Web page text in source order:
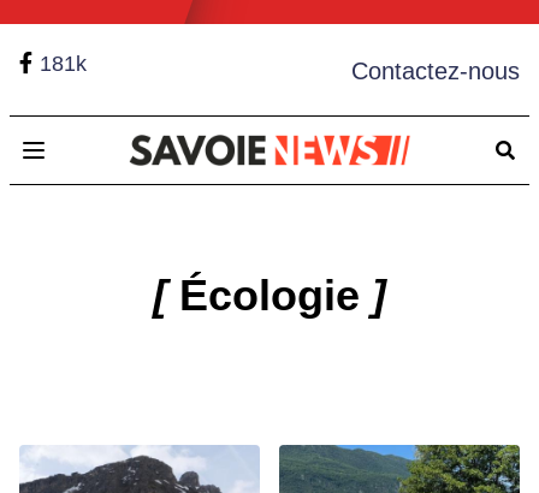
181k Contactez-nous
Open main menu
[Écologie ]